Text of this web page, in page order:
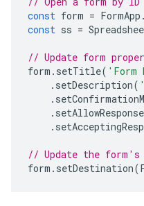
const form = FormApp .
const ss =
// Update form
form . setTitle( 'Form
. setDescription(
.
.
.
// Update the form's
form . setDestination(